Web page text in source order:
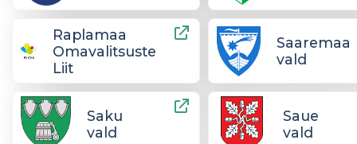
Raplamaa
Omavalitsuste
Liit
Saaremaa
vald
Saku
vald
Saue
vald